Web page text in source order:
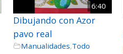
6:40
Dibujando con Azor
pavo real
Manualidades,Todo